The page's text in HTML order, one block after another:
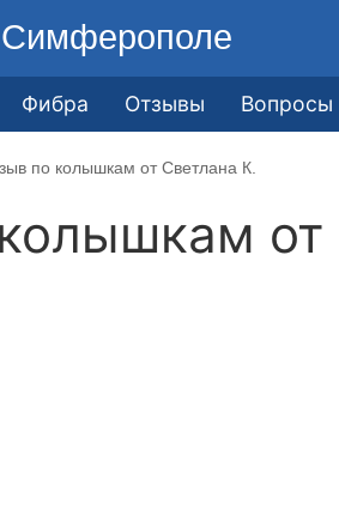
Фибра Отзывы Вопросы
по колышкам от Светлана К.
от